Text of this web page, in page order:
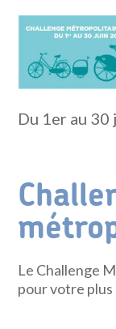
Du 1er au 30
Le Challenge
pour votre plus